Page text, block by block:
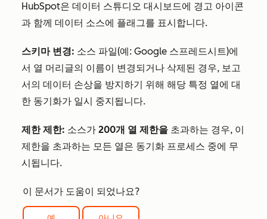
HubSpot은 데이터 스튜디오 대시보드에 경고 아이콘
과 함께 데이터 소스에 플래그를 표시합니다.
스키마 변경: 소스 파일(예: Google 스프레드시트)에
서 열 머리글의 이름이 변경되거나 삭제된 경우, 보고
서의 데이터 손상을 방지하기 위해 해당 특정 열에 대
한 동기화가 일시 중지됩니다.
제한 제한: 소스가 200개 열 제한을 초과하는 경우, 이
제한을 초과하는 모든 열은 동기화 프로세스 중에 무
시됩니다.
이 문서가 도움이 되었나요?